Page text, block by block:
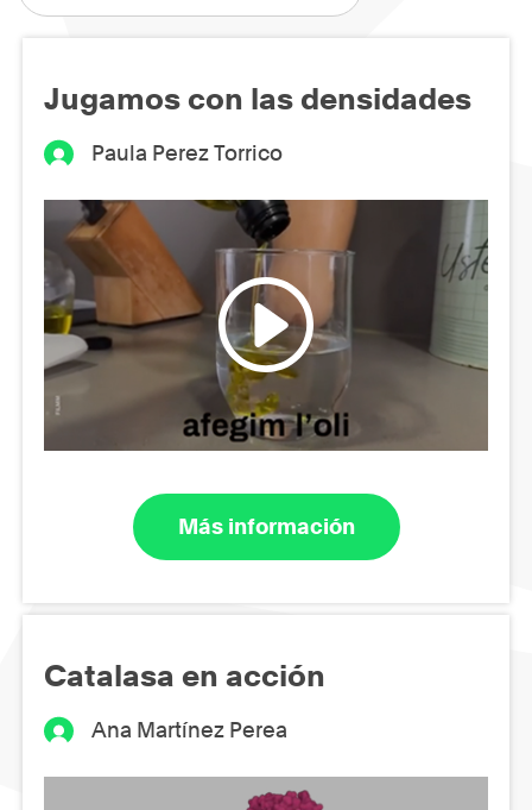
Jugamos con las densidades
Paula Perez Torrico
Más información
Catalasa en acción
Ana Martínez Perea